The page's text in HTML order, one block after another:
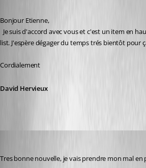
Bonjour Etienne,
list. J'espère dégager du temps trés bientôt pour
Cordialement
David Hervieux
Tres bonne nouvelle, je vais prendre mon mal en